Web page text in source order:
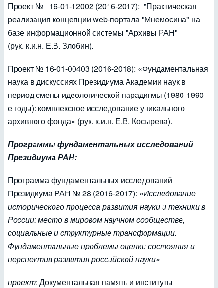
Проект № 16-01-12002 (2016-2017): "Практическая
реализация концепции web-портала "Мнемосина" на
базе информационной системы "Архивы РАН"
(рук. к.и.н. Е.В. Злобин).
Проект № 16-01-00403 (2016-2018): «Фундаментальная
наука в дискуссиях Президиума Академии наук в
период смены идеологической парадигмы (1980-1990-
е годы): комплексное исследование уникального
архивного фонда» (рук. к.и.н. Е.В. Косырева).
Программы фундаментальных исследований
Президиума РАН:
Программа фундаментальных исследований
Президиума РАН № 28 (2016-2017): «Исследование
исторического процесса развития науки и техники в
России: место в мировом научном сообществе,
социальные и структурные трансформации.
Фундаментальные проблемы оценки состояния и
перспектив развития российской науки»
проект:Документальная память и институты